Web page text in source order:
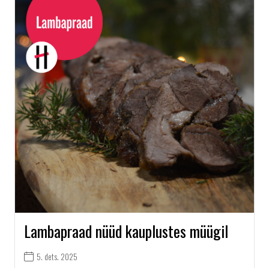
Lambapraad nüüd kauplustes müügil
5. dets. 2025